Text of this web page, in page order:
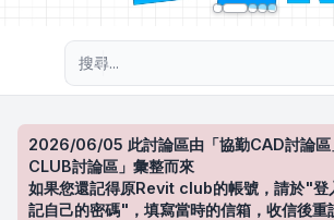
2026/06/05 此討論區由「協勤CAD討論區
CLUB討論區」彙整而來
如果您還記得原Revit club的帳號，請於"
記自己的密碼"，填寫當時的信箱，收信後重